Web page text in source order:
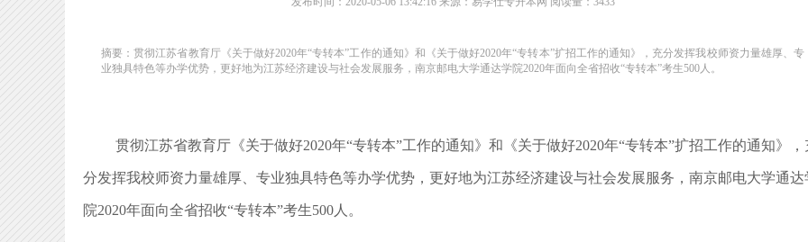
摘要：贯彻江苏省教育厅《关于做好2020年“专转本”工作的通知》和《关于做好2020年“专转本”扩招工作的通知》，充分发挥我校师资力量雄厚、专
业独具特色等办学优势，更好地为江苏经济建设与社会发展服务，南京邮电大学通达学院2020年面向全省招收“专转本”考生500人。
贯彻江苏省教育厅《关于做好2020年“专转本”工作的通知》和《关于做好2020年“专转本”扩招工作的通知》，
分发挥我校师资力量雄厚、专业独具特色等办学优势，更好地为江苏经济建设与社会发展服务，南京邮电大学通达
院2020年面向全省招收“专转本”考生500人。